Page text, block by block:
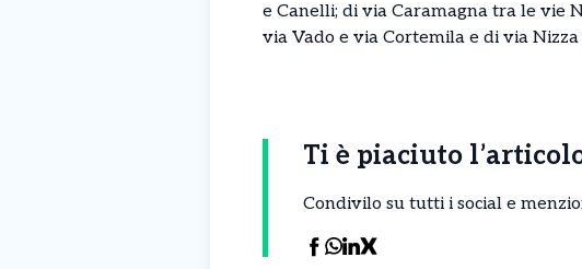
e Canelli; di via Caramagna tra le vie
via Vado e via Cortemila e di via
Ti è piaciuto
Condivilo su tutti i social e